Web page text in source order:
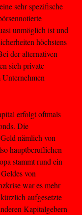
sehr spezifische
unmöglich ist und
höchstens
der alternativen
sich private
erfolgt oftmals
Die
nämlich von
hauptberuflichen
stammt rund ein
von
war es mehr
aufgesetzte
Kapitalgebern